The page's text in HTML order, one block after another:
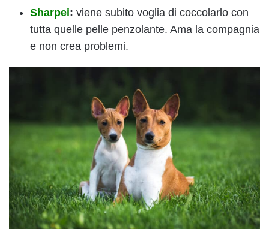
Sharpei: viene subito voglia di coccolarlo con
tutta quelle pelle penzolante. Ama la compagnia
e non crea problemi.